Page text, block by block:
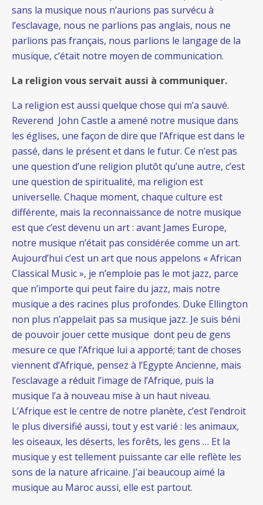
sans la musique nous n’aurions pas survécu à
l’esclavage, nous ne parlions pas anglais, nous ne
parlions pas français, nous parlions le langage de la
musique, c’était notre moyen de communication.
La religion vous servait aussi à communiquer.
La religion est aussi quelque chose qui m’a sauvé.
Reverend John Castle a amené notre musique dans
les églises, une façon de dire que l’Afrique est dans le
passé, dans le présent et dans le futur. Ce n’est pas
une question d’une religion plutôt qu’une autre, c’est
une question de spiritualité, ma religion est
universelle. Chaque moment, chaque culture est
différente, mais la reconnaissance de notre musique
est que c’est devenu un art : avant James Europe,
notre musique n’était pas considérée comme un art.
Aujourd’hui c’est un art que nous appelons « African
Classical Music », je n’emploie pas le mot jazz, parce
que n’importe qui peut faire du jazz, mais notre
musique a des racines plus profondes. Duke Ellington
non plus n’appelait pas sa musique jazz. Je suis béni
de pouvoir jouer cette musique dont peu de gens
mesure ce que l’Afrique lui a apporté; tant de choses
viennent d’Afrique, pensez à l’Egypte Ancienne, mais
l’esclavage a réduit l’image de l’Afrique, puis la
musique l’a à nouveau mise à un haut niveau.
L’Afrique est le centre de notre planète, c’est l’endroit
le plus diversifié aussi, tout y est varié : les animaux,
les oiseaux, les déserts, les forêts, les gens … Et la
musique y est tellement puissante car elle reflète les
sons de la nature africaine. J’ai beaucoup aimé la
musique au Maroc aussi, elle est partout.